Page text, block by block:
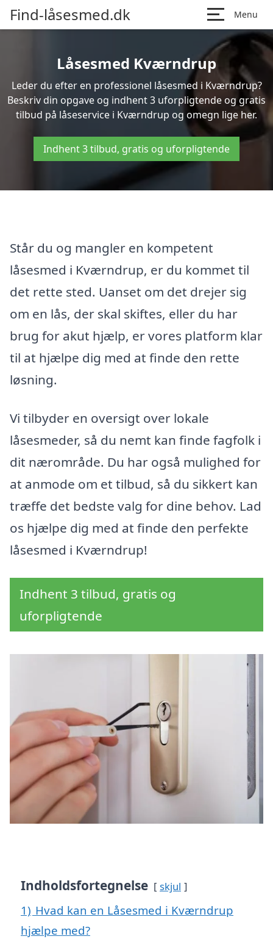
Find-låsesmed.dk Menu
Låsesmed Kværndrup
Leder du efter en professionel låsesmed i Kværndrup?
Beskriv din opgave og indhent 3 uforpligtende og gratis
tilbud på låseservice i Kværndrup og omegn lige her.
Indhent 3 tilbud, gratis og uforpligtende
Står du og mangler en kompetent
låsesmed i Kværndrup, er du kommet til
det rette sted. Uanset om det drejer sig
om en lås, der skal skiftes, eller du har
brug for akut hjælp, er vores platform klar
til at hjælpe dig med at finde den rette
løsning.
Vi tilbyder en oversigt over lokale
låsesmeder, så du nemt kan finde fagfolk i
dit nærområde. Du har også mulighed for
at anmode om et tilbud, så du sikkert kan
træffe det bedste valg for dine behov. Lad
os hjælpe dig med at finde den perfekte
låsesmed i Kværndrup!
Indhent 3 tilbud, gratis og
uforpligtende
Indholdsfortegnelse skjul
1) Hvad kan en Låsesmed i Kværndrup
hjælpe med?